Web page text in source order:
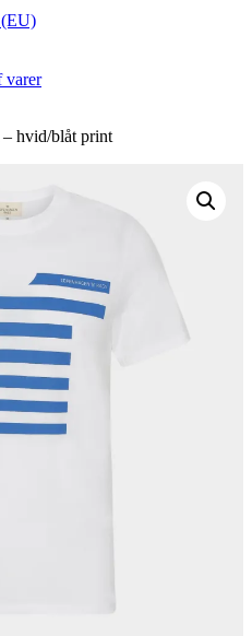
varer
hvid/blåt print